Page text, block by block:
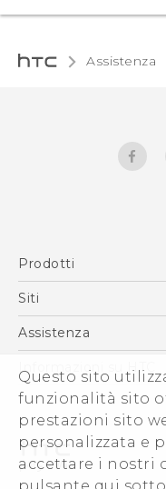
Questo sito
funzionalità sito
prestazioni sito
personalizzata e
accettare i nostri
Assistenza
Prodotti
Smartphone
Vive
Accessori
Siti
HTC VIVE
Assistenza
Ecommerce
Informazioni su HTC
ESG
Uffici Commerciali
Investitori (Inglese)
Cookie Preferences